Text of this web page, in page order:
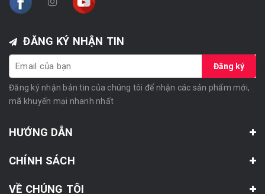
ĐĂNG KÝ NHẬN TIN
Đăng ký
Đăng ký nhận bản tin của chúng tôi để nhận các sản phẩm mới,
mã khuyến mại nhanh nhất
HƯỚNG DẪN
CHÍNH SÁCH
VỀ CHÚNG TÔI